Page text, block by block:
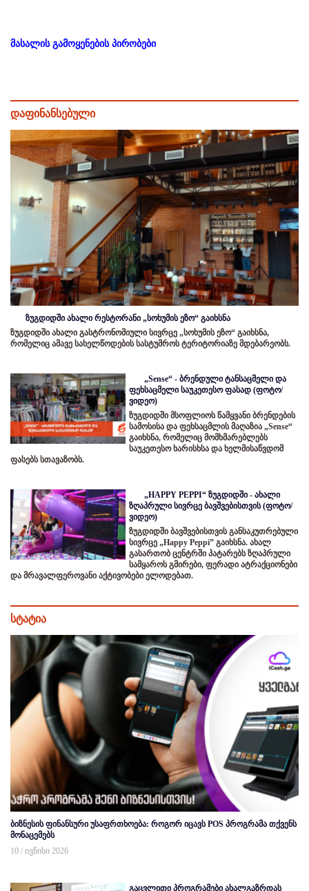
მასალის გამოყენების პირობები
დაფინანსებული
ზუგდიდში ახალი რესტორანი „სოხუმის ეზო“ გაიხსნა
ზუგდიდში ახალი გასტრონომიული სივრცე „სოხუმის ეზო“ გაიხსნა,
რომელიც ამავე სახელწოდების სასტუმროს ტერიტორიაზე მდებარეობს.
„Sense“ - ბრენდული ტანსაცმელი და
ფეხსაცმელი საუკეთესო ფასად (ფოტო/
ვიდეო)
ზუგდიდში მსოფლიოს წამყვანი ბრენდების
სამოსისა და ფეხსაცმლის მაღაზია „Sense“
გაიხსნა, რომელიც მომხმარებლებს
საუკეთესო ხარისხსა და ხელმისაწვდომ
ფასებს სთავაზობს.
„HAPPY PEPPI“ ზუგდიდში - ახალი
ზღაპრული სივრცე ბავშვებისთვის (ფოტო/
ვიდეო)
ზუგდიდში ბავშვებისთვის განსაკუთრებული
სივრცე „Happy Peppi” გაიხსნა. ახალ
გასართობ ცენტრში პატარებს ზღაპრული
სამყაროს გმირები, ფერადი ატრაქციონები
და მრავალფეროვანი აქტივობები ელოდებათ.
სტატია
ბიზნესის ფინანსური უსაფრთხოება: როგორ იცავს POS პროგრამა თქვენს
მონაცემებს
10 / ივნისი 2026
გაცვლითი პროგრამები ახალგაზრდას